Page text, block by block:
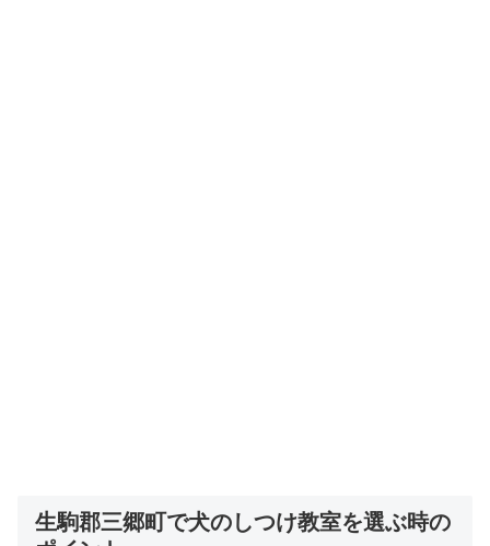
生駒郡三郷町で犬のしつけ教室を選ぶ時の